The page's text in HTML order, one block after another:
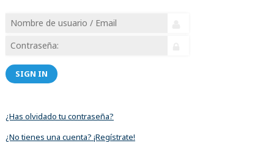
SIGN IN
¿Has olvidado tu contraseña?
¿No tienes una cuenta? ¡Regístrate!